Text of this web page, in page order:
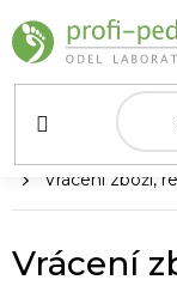
na
obsah
DomůVrácení zboží,
Vrácení